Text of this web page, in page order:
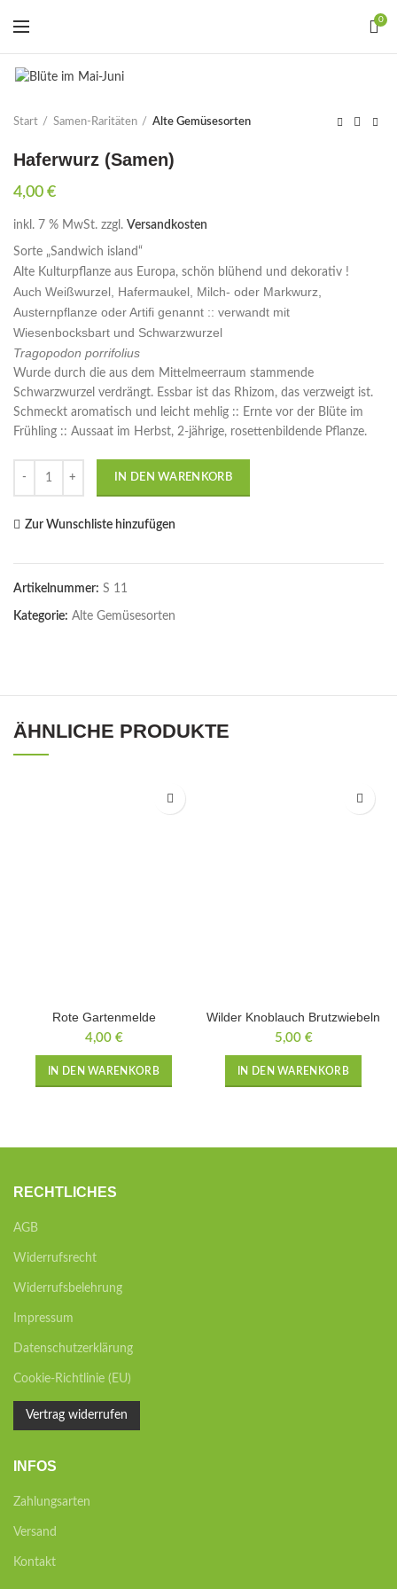
0
Start Samen-Raritäten Alte Gemüsesorten
Haferwurz (Samen)
4,00 €
inkl. 7 % MwSt. zzgl. Versandkosten
Sorte „Sandwich island“
Alte Kulturpflanze aus Europa, schön blühend und dekorativ !
Auch Weißwurzel, Hafermaukel, Milch- oder Markwurz,
Austernpflanze oder Artifi genannt :: verwandt mit
Wiesenbocksbart und Schwarzwurzel
Tragopodon porrifolius
Wurde durch die aus dem Mittelmeerraum stammende
Schwarzwurzel verdrängt. Essbar ist das Rhizom, das verzweigt ist.
Schmeckt aromatisch und leicht mehlig :: Ernte vor der Blüte im
Frühling :: Aussaat im Herbst, 2-jährige, rosettenbildende Pflanze.
IN DEN WARENKORB
Zur Wunschliste hinzufügen
Artikelnummer: S 11
Kategorie: Alte Gemüsesorten
ÄHNLICHE PRODUKTE
Rote Gartenmelde
4,00 €
IN DEN WARENKORB
Wilder Knoblauch Brutzwiebeln
5,00 €
IN DEN WARENKORB
RECHTLICHES
AGB
Widerrufsrecht
Widerrufsbelehrung
Impressum
Datenschutzerklärung
Cookie-Richtlinie (EU)
Vertrag widerrufen
INFOS
Zahlungsarten
Versand
Kontakt